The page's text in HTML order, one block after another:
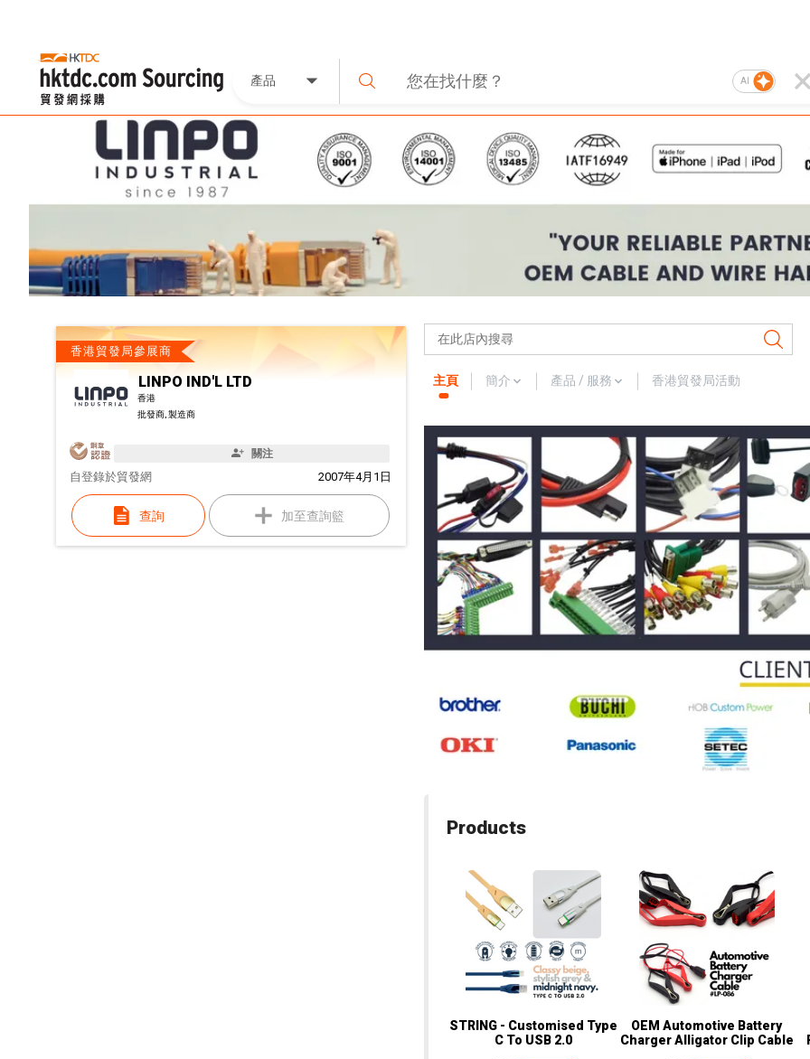
產品 AI
香港貿發局參展商
LINPO IND'L LTD
香港
批發商, 製造商
關注
自 2007年4月1日
登錄於貿發網
查詢 加至查詢籃
主頁 簡介 產品 / 服務 香港貿發局活動
Products
STRING - Customised Type
C To USB 2.0
OEM Automotive Battery
Charger Alligator Clip Cable